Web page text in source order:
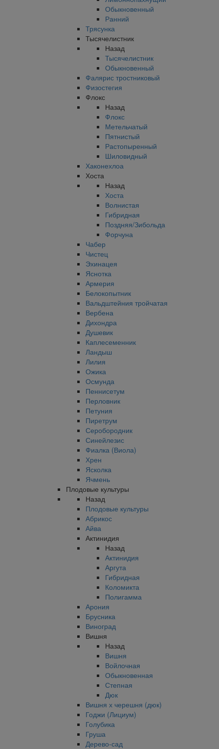
Обыкновенный
Ранний
Трясунка
Тысячелистник
Назад
Тысячелистник
Обыкновенный
Фалярис тростниковый
Физостегия
Флокс
Назад
Флокс
Метельчатый
Пятнистый
Растопыренный
Шиловидный
Хаконехлоа
Хоста
Назад
Хоста
Волнистая
Гибридная
Поздняя/Зибольда
Форчуна
Чабер
Чистец
Эхинацея
Яснотка
Армерия
Белокопытник
Вальдштейния тройчатая
Вербена
Дихондра
Душевик
Каплесеменник
Ландыш
Лилия
Ожика
Осмунда
Пеннисетум
Перловник
Петуния
Пиретрум
Серобородник
Синейлезис
Фиалка (Виола)
Хрен
Ясколка
Ячмень
Плодовые культуры
Назад
Плодовые культуры
Абрикос
Айва
Актинидия
Назад
Актинидия
Аргута
Гибридная
Коломикта
Полигамма
Арония
Брусника
Виноград
Вишня
Назад
Вишня
Войлочная
Обыкновенная
Степная
Дюк
Вишня х черешня (дюк)
Годжи (Лициум)
Голубика
Груша
Дерево-сад